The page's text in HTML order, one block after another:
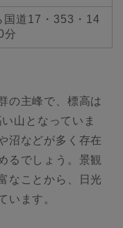
国道17・353・14
分
の主峰で、標高は
山となっていま
沼などが多く存在
るでしょう。景観
なことから、日光
います。